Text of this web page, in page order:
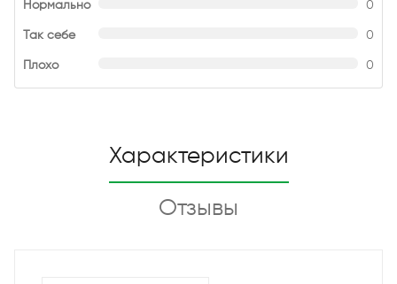
Нормально 0
Так себе 0
Плохо 0
Характеристики
Отзывы